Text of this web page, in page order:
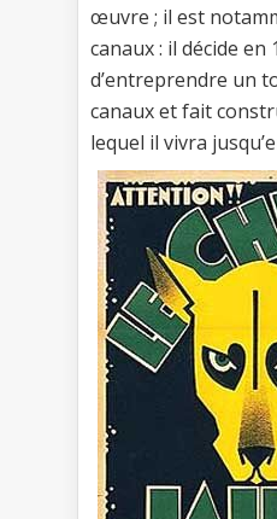
œuvre ; il est
canaux : il décide en
d’entreprendre un
canaux et fait
lequel il vivra